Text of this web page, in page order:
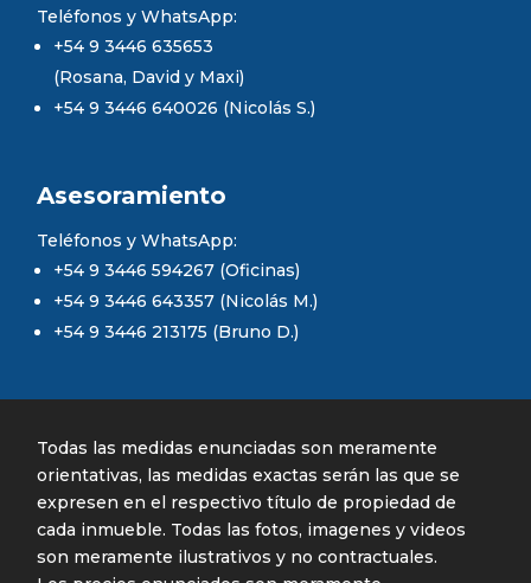
Teléfonos y WhatsApp:
+54 9 3446 635653
(Rosana, David y Maxi)
+54 9 3446 640026 (Nicolás S.)
Asesoramiento
Teléfonos y WhatsApp:
+54 9 3446 594267 (Oficinas)
+54 9 3446 643357 (Nicolás M.)
+54 9 3446 213175 (Bruno D.)
Todas las medidas enunciadas son meramente
orientativas, las medidas exactas serán las que se
expresen en el respectivo título de propiedad de
cada inmueble. Todas las fotos, imagenes y videos
son meramente ilustrativos y no contractuales.